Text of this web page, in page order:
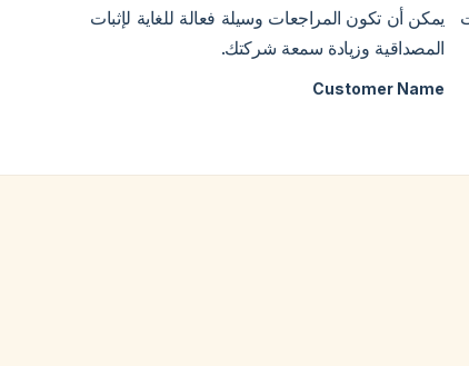
يمكن أن تكون المراجعات وسيلة فعالة للغاية لإثبات
المصداقية وزيادة سمعة شركتك.
Customer Name